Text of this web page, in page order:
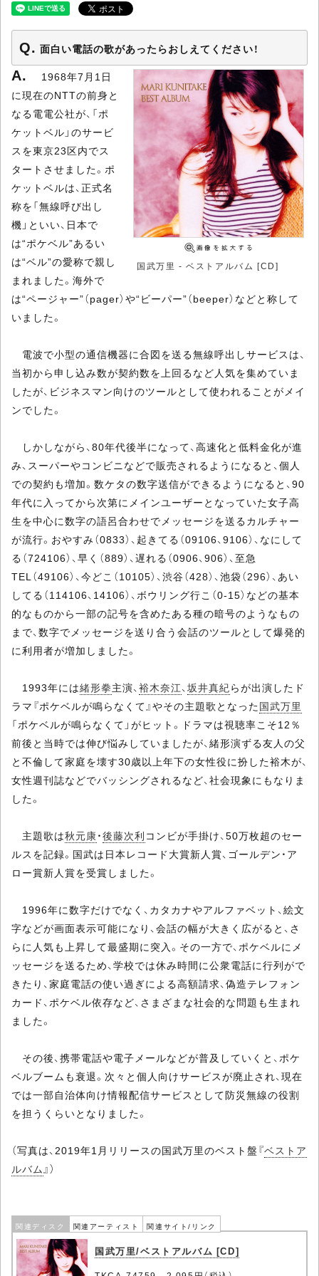
面白い電話の歌があったらおしえてください！
国武万里 - ベストアルバム [CD]
1968年7月1日
に現在のNTTの前身と
なる電電公社が、「ポ
ケットベル」のサービ
スを東京23区内でス
タートさせました。ポ
ケットベルは、正式名
称を「無線呼び出し
機」といい、日本で
は“ポケベル”あるい
は“ベル”の愛称で親し
まれました。海外で
は“ページャー”（pager）や“ビーパー”（beeper）などと称して
いました。
電波で小型の通信機器に合図を送る無線呼出しサービスは、
当初から申し込み数が契約数を上回るなど人気を集めていま
したが、ビジネスマン向けのツールとして使われることがメイ
ンでした。
しかしながら、80年代後半になって、高速化と低料金化が進
み、スーパーやコンビニなどで販売されるようになると、個人
での契約も増加。数ケタの数字送信ができるようになると、90
年代に入ってから次第にメインユーザーとなっていた女子高
生を中心に数字の語呂合わせでメッセージを送るカルチャー
が流行。おやすみ（0833）、起きてる（09106、9106）、なにして
る（724106）、早く（889）、遅れる（0906、906）、至急
TEL（49106）、今どこ（10105）、渋谷（428）、池袋（296）、あい
してる（114106、14106）、ボウリング行こ（0-15）などの基本
的なものから一部の記号を含めたある種の暗号のようなもの
まで、数字でメッセージを送り合う会話のツールとして爆発的
に利用者が増加しました。
1993年には緒形拳主演、裕木奈江、坂井真紀らが出演したド
ラマ『ポケベルが鳴らなくて』やその主題歌となった国武万里
「ポケベルが鳴らなくて」がヒット。ドラマは視聴率こそ12％
前後と当時では伸び悩みしていましたが、緒形演ずる友人の父
と不倫して家庭を壊す30歳以上年下の女性役に扮した裕木が、
女性週刊誌などでバッシングされるなど、社会現象にもなりま
した。
主題歌は秋元康・後藤次利 コンビが手掛け、50万枚超のセー
ルスを記録。国武は日本レコード大賞新人賞、ゴールデン・ア
ロー賞新人賞を受賞しました。
1996年に数字だけでなく、カタカナやアルファベット、絵文
字などが画面表示可能になり、会話の幅が大きく広がると、さ
らに人気も上昇して最盛期に突入。その一方で、ポケベルにメ
ッセージを送るため、学校では休み時間に公衆電話に行列がで
きたり、家庭電話の使い過ぎによる高額請求、偽造テレフォン
カード、ポケベル依存など、さまざまな社会的な問題も生まれ
ました。
その後、携帯電話や電子メールなどが普及していくと、ポケ
ベルブームも衰退。次々と個人向けサービスが廃止され、現在
では一部自治体向け情報配信サービスとして防災無線の役割
を担うくらいとなりました。
（写真は、2019年1月リリースの国武万里のベスト盤『ベストア
ルバム』）
関連ディスク 関連アーティスト 関連サイト/リンク
国武万里/ベストアルバム [CD]